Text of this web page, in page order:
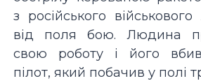
з російського
від поля бою. Людина
свою роботу і його
пілот, який побачив у полі